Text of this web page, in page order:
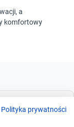
a
komfortowy
Polityka prywatności